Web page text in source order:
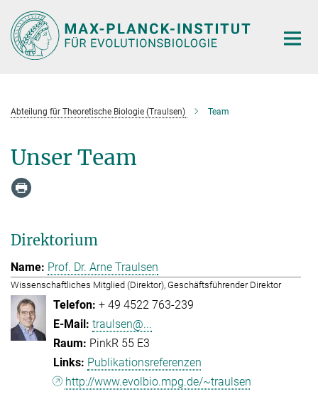
Hauptinhalt
Abteilung für Theoretische Biologie (Traulsen) Team
Unser Team
Direktorium
Prof. Dr. Arne Traulsen
Wissenschaftliches Mitglied (Direktor), Geschäftsführender Direktor
+ 49 4522 763-239
traulsen@...
PinkR 55 E3
Publikationsreferenzen
http://www.evolbio.mpg.de/~traulsen